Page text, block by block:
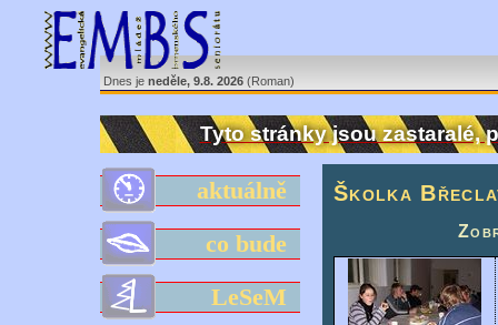
Dnes je neděle, 9.8. 2026 (Roman)
Tyto stránky jsou zastaralé,
aktuálně
co bude
LeSeM
Školka